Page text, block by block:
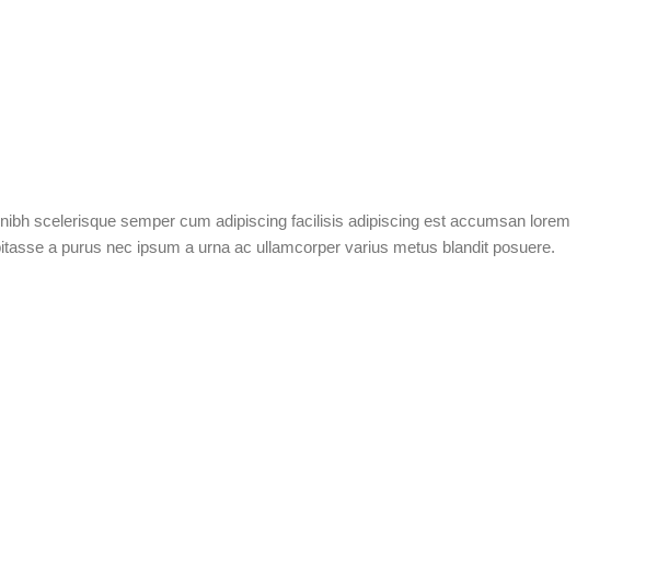
scelerisque semper cum adipiscing facilisis adipiscing est accumsan lorem
a purus nec ipsum a urna ac ullamcorper varius metus blandit posuere.